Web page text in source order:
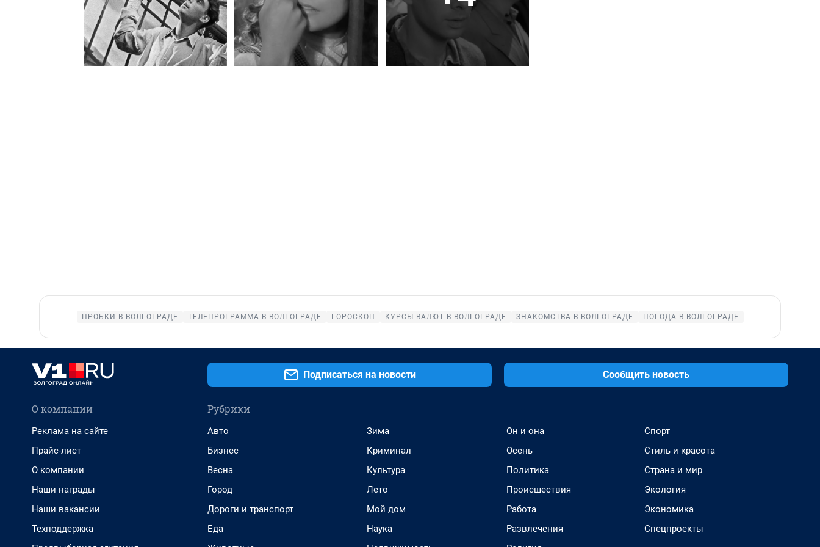
ПРОБКИ В ВОЛГОГРАДЕ ТЕЛЕПРОГРАММА В ВОЛГОГРАДЕ ГОРОСКОП КУРСЫ ВАЛЮТ В ВОЛГОГРАДЕ ЗНАКОМСТВА В ВОЛГОГРАДЕ ПОГОДА В ВОЛГОГРАДЕ
Подписаться на новости Сообщить новость
О компании
Реклама на сайте
Прайс-лист
О компании
Наши награды
Наши вакансии
Техподдержка
Рубрики
Авто
Бизнес
Весна
Город
Дороги и транспорт
Еда
Зима
Криминал
Культура
Лето
Мой дом
Наука
Он и она
Осень
Политика
Происшествия
Работа
Развлечения
Спорт
Стиль и красота
Страна и мир
Экология
Экономика
Спецпроекты